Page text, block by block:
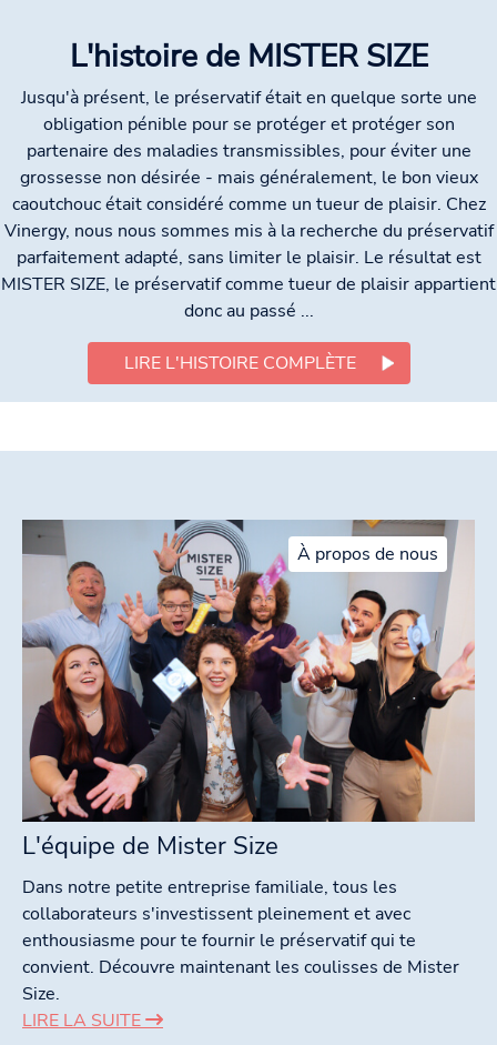
L'histoire de MISTER SIZE
Jusqu'à présent, le préservatif était en quelque sorte une
obligation pénible pour se protéger et protéger son
partenaire des maladies transmissibles, pour éviter une
grossesse non désirée - mais généralement, le bon vieux
caoutchouc était considéré comme un tueur de plaisir. Chez
Vinergy, nous nous sommes mis à la recherche du préservatif
parfaitement adapté, sans limiter le plaisir. Le résultat est
MISTER SIZE, le préservatif comme tueur de plaisir appartient
donc au passé ...
LIRE L'HISTOIRE COMPLÈTE
À propos de nous
L'équipe de Mister Size
Dans notre petite entreprise familiale, tous les
collaborateurs s'investissent pleinement et avec
enthousiasme pour te fournir le préservatif qui te
convient. Découvre maintenant les coulisses de Mister
Size.
LIRE LA SUITE